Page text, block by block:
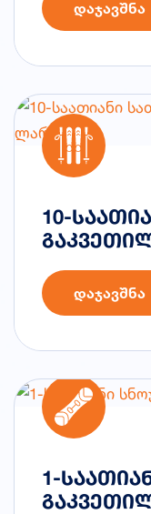
ᲓᲐᲯᲐᲕᲨᲜᲐ
10-
ᲓᲐᲯᲐᲕᲨᲜᲐ
1-